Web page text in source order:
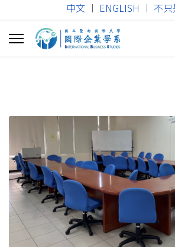
中文 ︱ ENGLISH ︱ 不